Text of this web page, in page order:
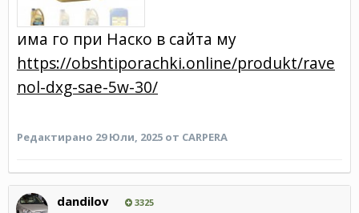
има го при Наско в сайта му
https://obshtiporachki.online/produkt/rave
nol-dxg-sae-5w-30/
Редактирано 29 Юли, 2025 от CARPERA
dandilov 3325